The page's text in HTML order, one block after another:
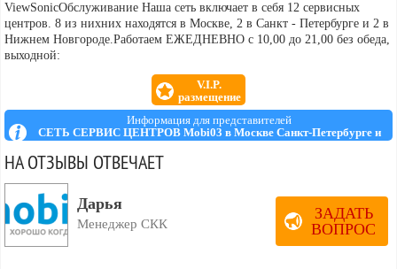
ViewSonicОбслуживание Наша сеть включает в себя 12 сервисных
центров. 8 из нихних находятся в Москве, 2 в Санкт - Петербурге и 2 в
Нижнем Новгороде.Работаем ЕЖЕДНЕВНО с 10,00 до 21,00 без обеда,
выходной:
V.I.P.
размещение
Информация для представителей
СЕТЬ СЕРВИС ЦЕНТРОВ Mobi03 в Москве Санкт-Петербурге и
Нижнем Новгороде
НА ОТЗЫВЫ ОТВЕЧАЕТ
Дарья
Менеджер СКК
ЗАДАТЬ
ВОПРОС